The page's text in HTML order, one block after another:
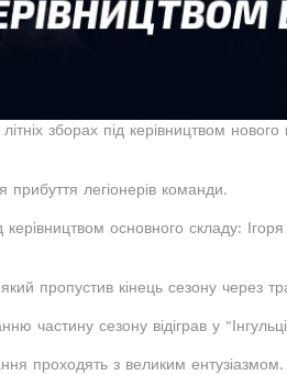
зборах під керівництвом нового
легіонерів команди.
основного складу:
пропустив кінець сезону через
частину сезону відіграв у
проходять з великим ентузіазмом.